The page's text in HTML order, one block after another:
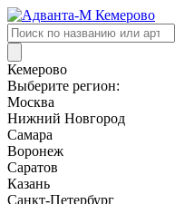
Поиск
товаров
Кемерово
Выберите регион:
Москва
Нижний Новгород
Самара
Воронеж
Саратов
Казань
Санкт-Петербург